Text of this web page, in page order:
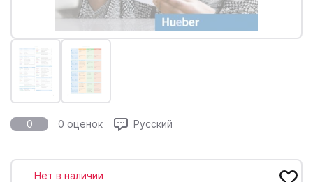
0 0 оценок Русский
Нет в наличии